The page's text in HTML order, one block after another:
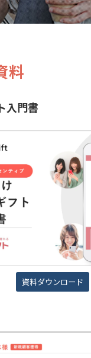
料
入門書
資料ダウンロード